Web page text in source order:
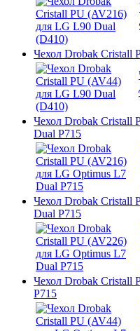
Чехол Drobak Cristall
Чехол Drobak Cristall
Dual P715
Чехол Drobak Cristall
Dual P715
Чехол Drobak Cristall
P715